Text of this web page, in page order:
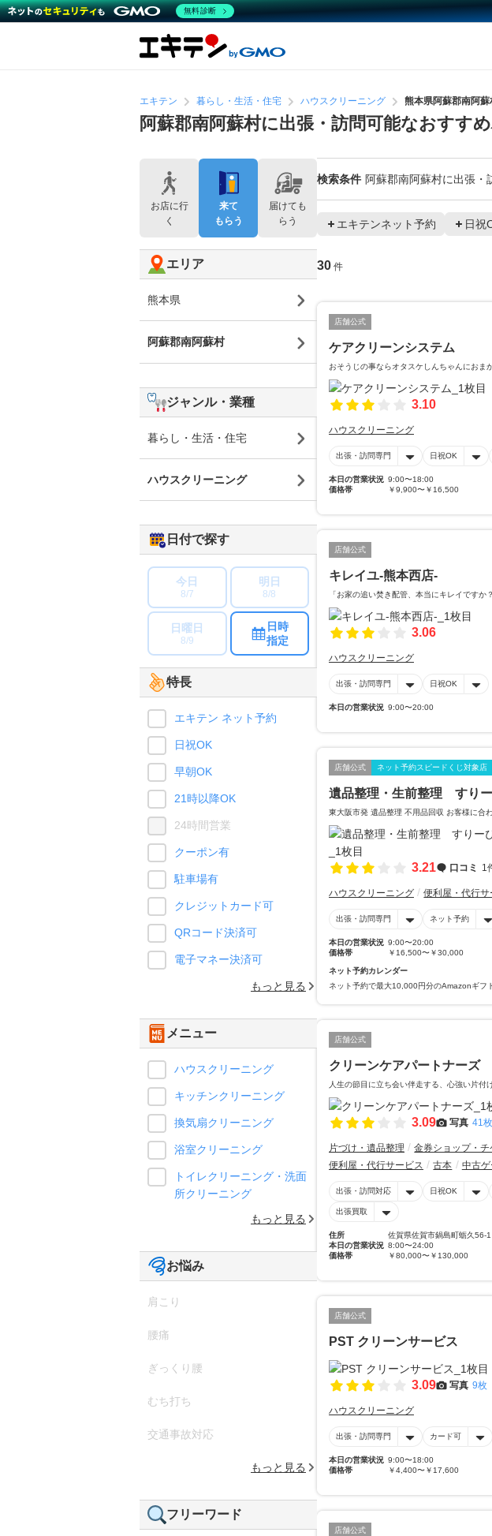
エキテン 暮らし・生活・住宅 ハウスクリーニング 熊本県阿蘇郡南阿
阿蘇郡南阿蘇村に出張・訪問可能なおすす
検索条件 阿蘇郡南阿蘇村に出張・
エキテンネット予約 日祝
30 件
店舗公式
ケアクリーンシステム
おそうじの事ならオタスケしんちゃんにおま
3.10
ハウスクリーニング
出張・訪問専門 日祝OK
本日の営業状況 9:00〜18:00
価格帯
￥9,900〜￥16,500
店舗公式
キレイユ-熊本西店-
「お家の追い焚き配管、本当にキレイですか
3.06
ハウスクリーニング
出張・訪問専門 日祝OK
本日の営業状況 9:00〜20:00
店舗公式 ネット予約スピードくじ対象店
遺品整理・生前整理 すり
東大阪市発 遺品整理 不用品回収 お客様に合
3.21 口コミ 1
ハウスクリーニング 便利屋・代行サ
出張・訪問専門 ネット予約
本日の営業状況 9:00〜20:00
価格帯
￥16,500〜￥30,000
ネット予約カレンダー
ネット予約で最大10,000円分のAmazonギフ
店舗公式
クリーンケアパートナーズ
人生の節目に立ち会い伴走する、心強い片付
3.09 写真 41枚
片づけ・遺品整理 金券ショップ・
便利屋・代行サービス
古本 中古
出張・訪問対応 日祝OK
出張買取
住所
佐賀県佐賀市鍋島町蛎久56-1
本日の営業状況 8:00〜24:00
価格帯
￥80,000〜￥130,000
店舗公式
PST クリーンサービス
3.09 写真 9枚
ハウスクリーニング
出張・訪問専門 カード可
本日の営業状況 9:00〜18:00
価格帯
￥4,400〜￥17,600
店舗公式
お店に行
く
来て
もらう
届けても
らう
エリア
熊本県
阿蘇郡南阿蘇村
ジャンル・業種
暮らし・生活・住宅
ハウスクリーニング
日付で探す
今日
8/7
明日
8/8
日曜日
8/9
日時
指定
特長
エキテン ネット予約
日祝OK
早朝OK
21時以降OK
24時間営業
クーポン有
駐車場有
クレジットカード可
QRコード決済可
電子マネー決済可
もっと見る
メニュー
ハウスクリーニング
キッチンクリーニング
換気扇クリーニング
浴室クリーニング
トイレクリーニング・洗面
所クリーニング
もっと見る
お悩み
肩こり
腰痛
ぎっくり腰
むち打ち
交通事故対応
もっと見る
フリーワード
無料診断